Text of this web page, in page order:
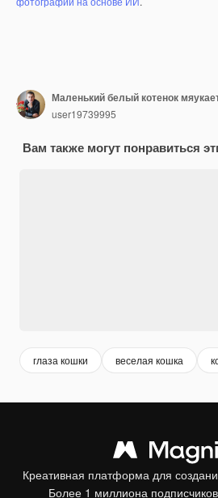
Маленький белый котенок
user19739995
Вам также могут понравиться
глаза кошки веселая кошка
Креативная платформа для
Более 1 миллиона